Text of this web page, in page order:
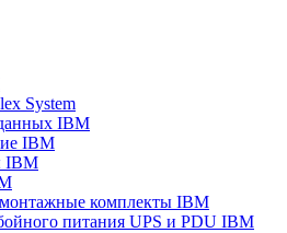
System
IBM
IBM
IBM
комплекты IBM
питания UPS и PDU IBM